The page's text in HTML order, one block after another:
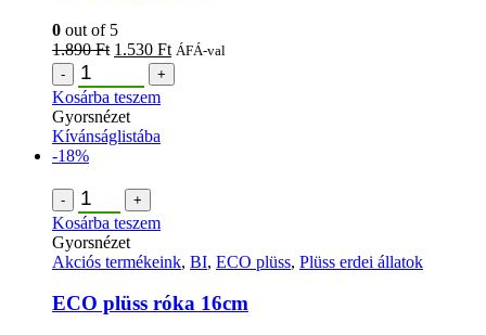
0 out of 5
1.890Ft 1.530 Ft ÁFÁ-val
-
+
Kosárba teszem
Gyorsnézet
Kívánságlistába
-18%
- +
Kosárba teszem
Gyorsnézet
Akciós termékeink, BI, ECO plüss, Plüss erdei állatok
ECO plüss róka 16cm